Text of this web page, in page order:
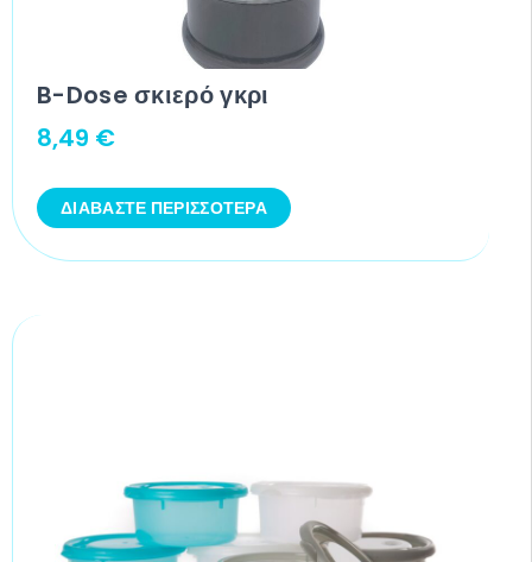
B-Dose σκιερό γκρι
8,49 €
ΔΙΑΒΆΣΤΕ ΠΕΡΙΣΣΌΤΕΡΑ